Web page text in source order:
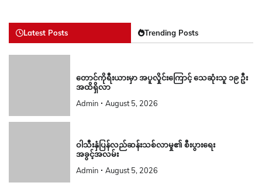
Latest Posts Trending Posts
တောင်ကိုရီးယားမှာ အပူလှိုင်းကြောင့် သေဆုံးသူ ၁၉ ဦး
အထိရှိလာ
Admin August 5, 2026
ဝါသီးနှံပြန်လည်ဆန်းသစ်လာမှု၏ စီးပွားရေး
အခွင့်အလမ်း
Admin August 5, 2026